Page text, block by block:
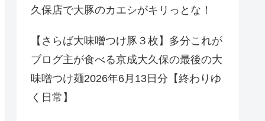
久保店で大豚のカエシがキリっとな！
【さらば大味噌つけ豚３枚】多分これが
ブログ主が食べる京成大久保の最後の大
味噌つけ麺2026年6月13日分【終わりゆ
く日常】